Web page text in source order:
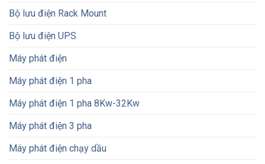
Bộ lưu điện Rack Mount
Bộ lưu điện UPS
Máy phát điện
Máy phát điện 1 pha
Máy phát điện 1 pha 8Kw-32Kw
Máy phát điện 3 pha
Máy phát điện chạy dầu